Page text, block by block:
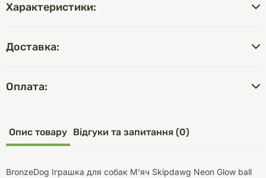
Характеристики:
Доставка:
Оплата:
Опис товару Відгуки та запитання (0)
BronzeDog Іграшка для собак М'яч Skipdawg Neon Glow ball